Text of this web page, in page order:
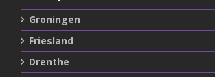
Groningen
Friesland
Drenthe